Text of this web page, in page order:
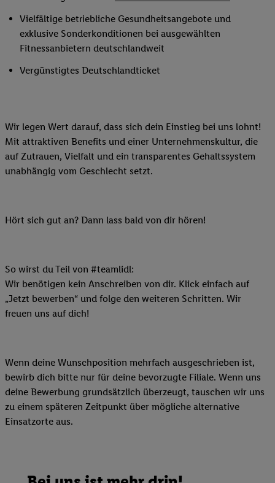
Vielfältige betriebliche Gesundheitsangebote und
exklusive Sonderkonditionen bei ausgewählten
Fitnessanbietern deutschlandweit
Vergünstigtes Deutschlandticket
Wir legen Wert darauf, dass sich dein Einstieg bei uns lohnt!
Mit attraktiven Benefits und einer Unternehmenskultur, die
auf Zutrauen, Vielfalt und ein transparentes Gehaltssystem
unabhängig vom Geschlecht setzt.
Hört sich gut an? Dann lass bald von dir hören!
So wirst du Teil von #teamlidl:
Wir benötigen kein Anschreiben von dir. Klick einfach auf
„Jetzt bewerben“ und folge den weiteren Schritten. Wir
freuen uns auf dich!
Wenn deine Wunschposition mehrfach ausgeschrieben ist,
bewirb dich bitte nur für deine bevorzugte Filiale. Wenn uns
deine Bewerbung grundsätzlich überzeugt, tauschen wir uns
zu einem späteren Zeitpunkt über mögliche alternative
Einsatzorte aus.